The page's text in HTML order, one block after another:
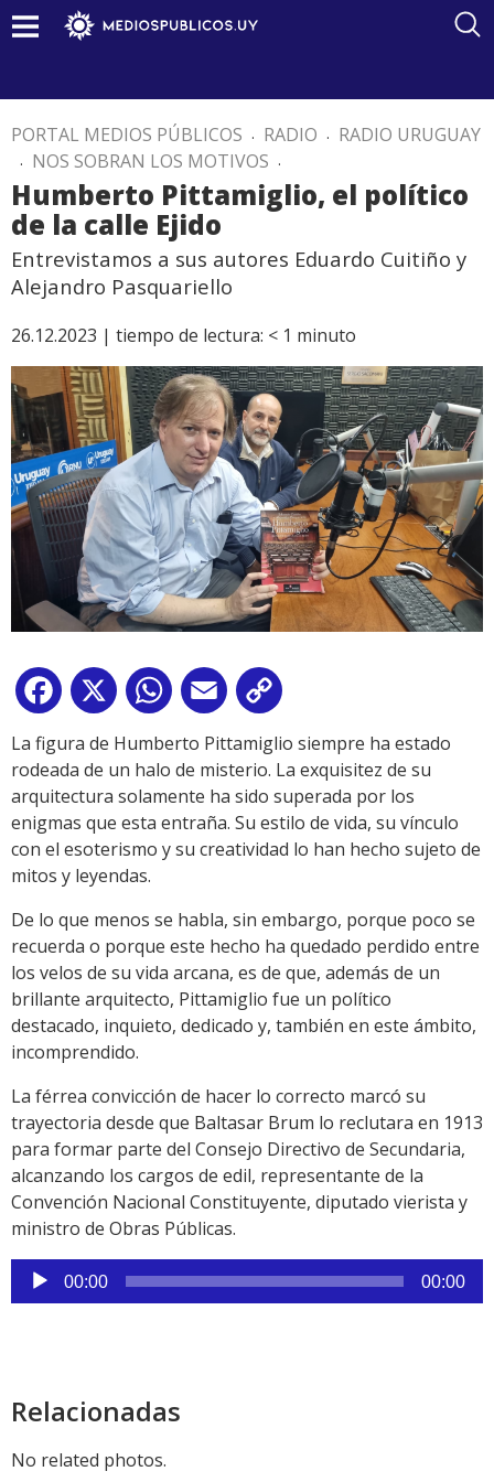
PORTAL MEDIOS PÚBLICOS . RADIO . RADIO URUGUAY
. NOS SOBRAN LOS MOTIVOS .
Humberto Pittamiglio, el político
de la calle Ejido
Entrevistamos a sus autores Eduardo Cuitiño y
Alejandro Pasquariello
26.12.2023 | tiempo de lectura: < 1 minuto
Facebook
X WhatsApp
Email
Link
La figura de Humberto Pittamiglio siempre ha estado
rodeada de un halo de misterio. La exquisitez de su
arquitectura solamente ha sido superada por los
enigmas que esta entraña. Su estilo de vida, su vínculo
con el esoterismo y su creatividad lo han hecho sujeto de
mitos y leyendas.
De lo que menos se habla, sin embargo, porque poco se
recuerda o porque este hecho ha quedado perdido entre
los velos de su vida arcana, es de que, además de un
brillante arquitecto, Pittamiglio fue un político
destacado, inquieto, dedicado y, también en este ámbito,
incomprendido.
La férrea convicción de hacer lo correcto marcó su
trayectoria desde que Baltasar Brum lo reclutara en 1913
para formar parte del Consejo Directivo de Secundaria,
alcanzando los cargos de edil, representante de la
Convención Nacional Constituyente, diputado vierista y
ministro de Obras Públicas.
Reproductor
de
00:00 00:00
Relacionadas
No related photos.